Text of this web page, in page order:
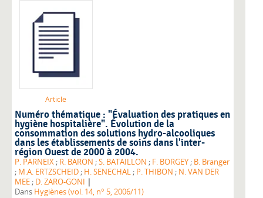
Article
Numéro thématique : "Évaluation des pratiques en
hygiène hospitalière". Évolution de la
consommation des solutions hydro-alcooliques
dans les établissements de soins dans l'inter-
région Ouest de 2000 à 2004.
P. PARNEIX ; R. BARON ;S. BATAILLON ; F. BORGEY ; B. Branger
; M.A. ERTZSCHEID ; H. SENECHAL ; P. THIBON ; N. VAN DER
MEE ; D. ZARO-GONI |
Dans Hygiènes (vol. 14, n° 5, 2006/11)